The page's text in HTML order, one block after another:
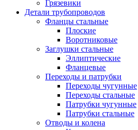
Грязевики
Детали трубопроводов
Фланцы стальные
Плоские
Воротниковые
Заглушки стальные
Эллиптические
Фланцевые
Переходы и патрубки
Переходы чугунные
Переходы стальные
Патрубки чугунные
Патрубки стальные
Отводы и колена